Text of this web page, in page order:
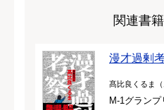
関連書
漫才過剰
髙比良くるま（
M-1グラン